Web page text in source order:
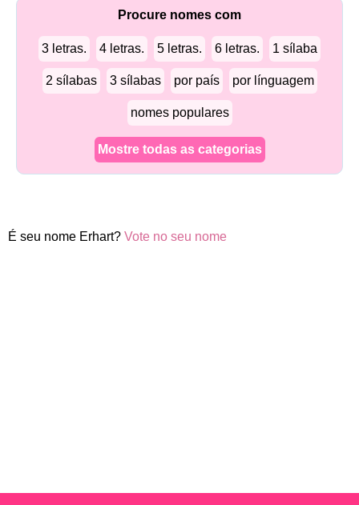
Procure nomes com
3 letras. 4 letras. 5 letras. 6 letras. 1 sílaba
2 sílabas 3 sílabas por país por línguagem
nomes populares
Mostre todas as categorias
É seu nome Erhart? Vote no seu nome